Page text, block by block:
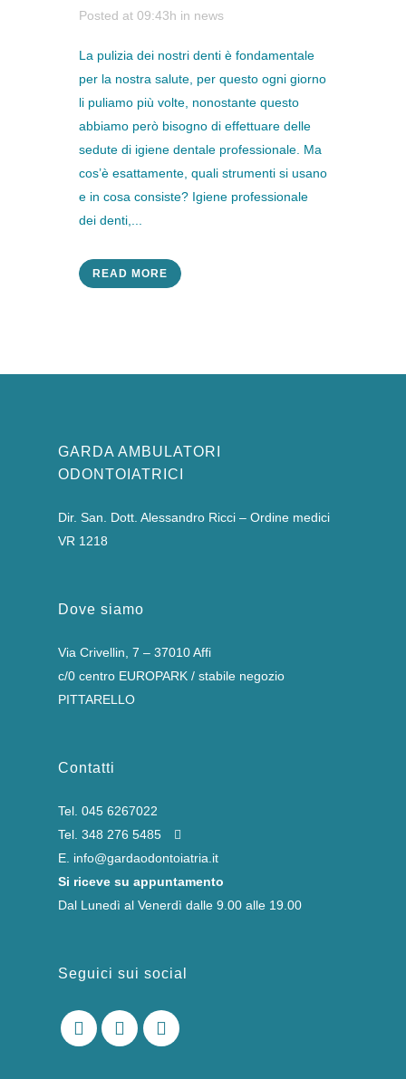
Posted at 09:43h in news
La pulizia dei nostri denti è fondamentale
per la nostra salute, per questo ogni giorno
li puliamo più volte, nonostante questo
abbiamo però bisogno di effettuare delle
sedute di igiene dentale professionale. Ma
cos’è esattamente, quali strumenti si usano
e in cosa consiste? Igiene professionale
dei denti,...
READ MORE
GARDA AMBULATORI
ODONTOIATRICI
Dir. San. Dott. Alessandro Ricci – Ordine medici
VR 1218
Dove siamo
Via Crivellin, 7 – 37010 Affi
c/0 centro EUROPARK / stabile negozio
PITTARELLO
Contatti
Tel. 045 6267022
Tel. 348 276 5485
E. info@gardaodontoiatria.it
Si riceve su appuntamento
Dal Lunedì al Venerdì dalle 9.00 alle 19.00
Seguici sui social